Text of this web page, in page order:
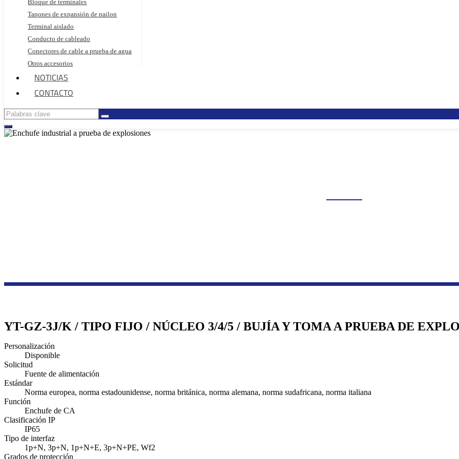
Bloque de terminales
Tapones de expansión de nailon
Terminal aislado
Conducto de cableado
Conectores de cable a prueba de agua
Otros accesorios
NOTICIAS
CONTACTO
YT-GZ-3J/K / TIPO FIJO / NÚCLEO 3/4/5 / BUJÍA Y TOMA A PRUEBA DE
Personalización
Disponible
Solicitud
Fuente de alimentación
Estándar
Norma europea, norma estadounidense, norma británica, norma alemana, norma sudafricana, norma italiana
Función
Enchufe de CA
Clasificación IP
IP65
Tipo de interfaz
1p+N, 3p+N, 1p+N+E, 3p+N+PE, Wf2
Grados de protección